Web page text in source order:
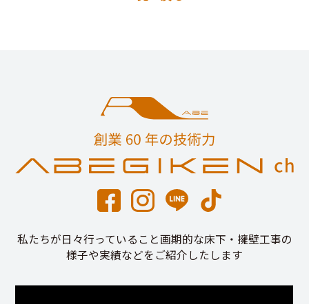
私たちが日々行っていること画期的な床下・擁壁工事の
様子や実績などをご紹介したします